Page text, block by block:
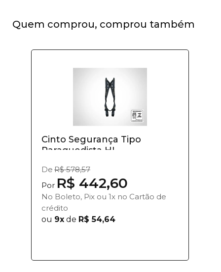
Quem comprou, comprou também
Cinto Segurança Tipo
Paraquedista HL...
De R$ 578,57
Por R$ 442,60
No Boleto, Pix ou 1x no Cartão de
crédito
ou 9x de R$ 54,64